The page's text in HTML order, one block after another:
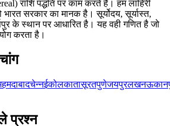
राशि पद्धति पर काम करते हैं। हम लाहिरी
सरकार का मानक है। सूर्योदय, सूर्यास्त,
के स्थान पर आधारित है। यह वही गणित है जो
करता है।
चेन्नईकोलकातासूरतपुणेजयपुरलखनऊ
प्रश्न